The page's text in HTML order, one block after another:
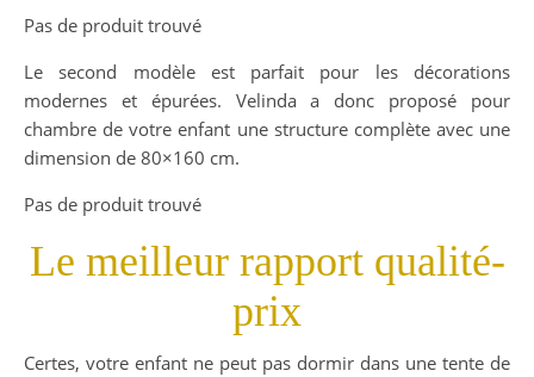
Pas de produit trouvé
Le second modèle est parfait pour les décorations
modernes et épurées. Velinda a donc proposé pour
chambre de votre enfant une structure complète avec une
dimension de 80×160 cm.
Pas de produit trouvé
Le meilleur rapport qualité-
prix
Certes, votre enfant ne peut pas dormir dans une tente de